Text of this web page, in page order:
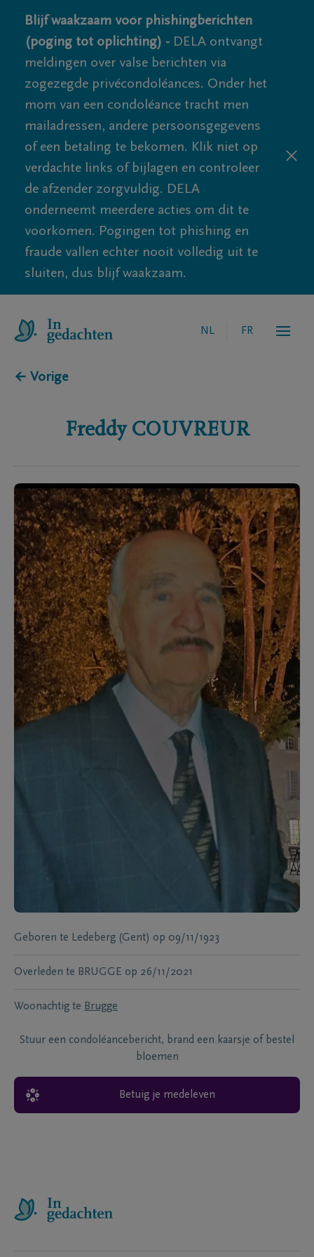
Blijf waakzaam voor phishingberichten
(poging tot oplichting) - DELA ontvangt
meldingen over valse berichten via
zogezegde privécondoléances. Onder het
mom van een condoléance tracht men
mailadressen, andere persoonsgegevens
of een betaling te bekomen. Klik niet op
verdachte links of bijlagen en controleer
de afzender zorgvuldig. DELA
onderneemt meerdere acties om dit te
voorkomen. Pogingen tot phishing en
fraude vallen echter nooit volledig uit te
sluiten, dus blijf waakzaam.
NL FR
← Vorige
Freddy COUVREUR
Geboren te Ledeberg (Gent) op 09/11/1923
Overleden te BRUGGE op 26/11/2021
Woonachtig te Brugge
Stuur een condoléancebericht, brand een kaarsje of bestel
bloemen
Betuig je medeleven